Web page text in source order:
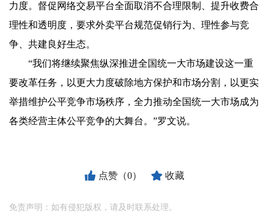
力度。督促网络交易平台全面取消不合理限制、提升收费合
理性和透明度，要求外卖平台规范促销行为、理性参与竞
争、共建良好生态。
“我们将继续聚焦纵深推进全国统一大市场建设这一重
要改革任务，以更大力度破除地方保护和市场分割，以更实
举措维护公平竞争市场秩序，全力推动全国统一大市场成为
各类经营主体公平竞争的大舞台。”罗文说。
点赞（0） 收藏
免责声明：如有侵犯版权，请及时联系处理。